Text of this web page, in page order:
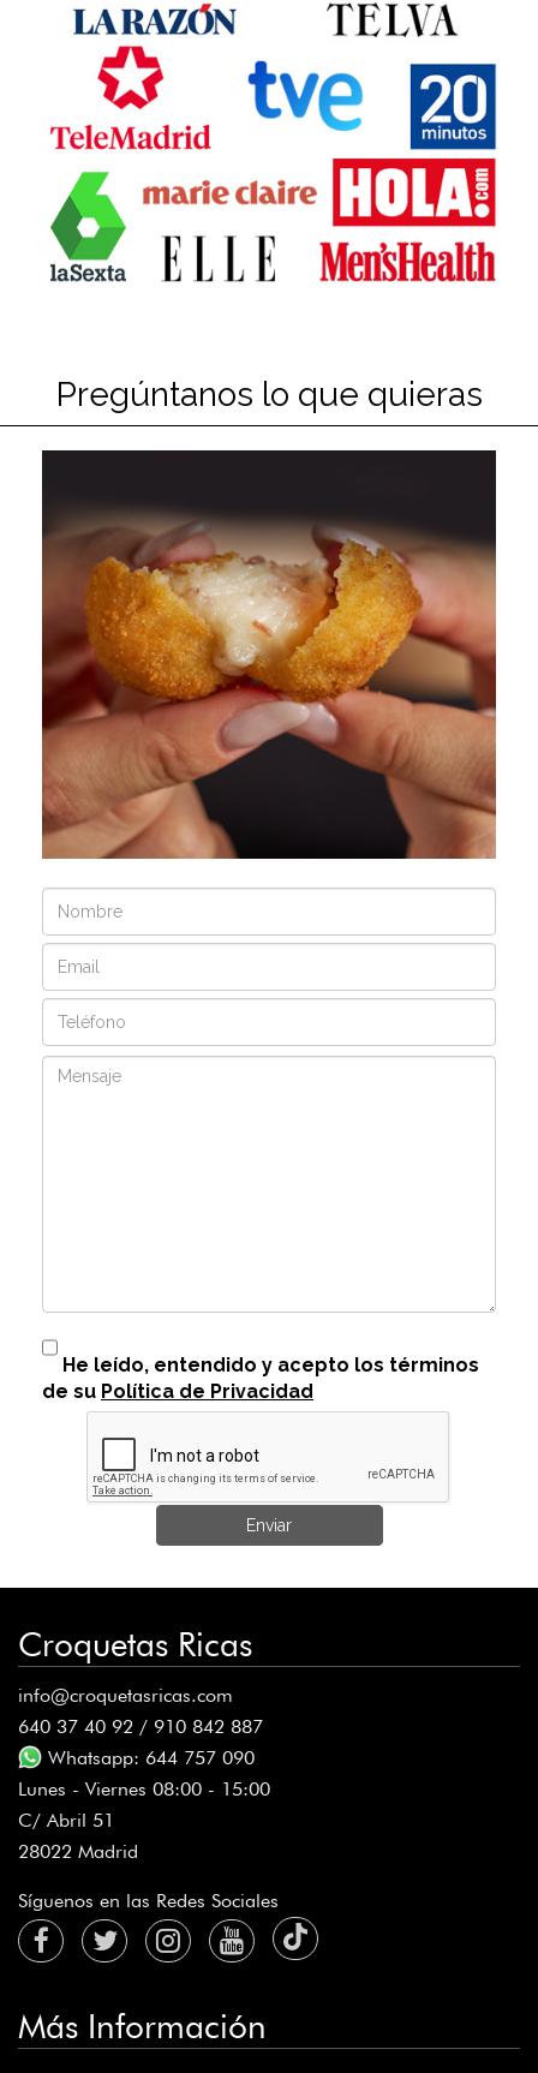
Pregúntanos lo que quieras
Nombre
Email
Teléfono
Mensaje
He leído, entendido y acepto los términos
de su Política de Privacidad
Enviar
Croquetas Ricas
info@croquetasricas.com
640 37 40 92 / 910 842 887
Whatsapp: 644 757 090
Lunes - Viernes 08:00 - 15:00
C/ Abril 51
28022 Madrid
Síguenos en las Redes Sociales
Más Información